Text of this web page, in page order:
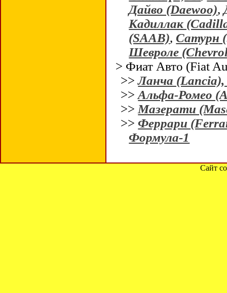
Дайво (Daewoo),
Кадиллак
(SAAB),Сатурн
Шевроле
> Фиат Авто (Fiat
>>Ланча
>>Альфа-Ромео
>> Мазерати
>>Феррари
Формула-1
Сайт